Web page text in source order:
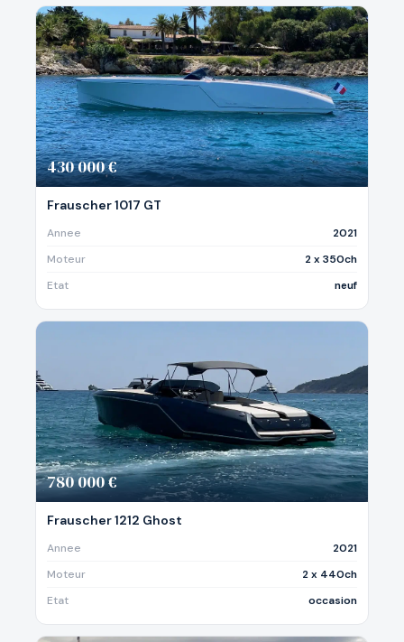
430 000 €
Frauscher 1017 GT
Annee
2021
Moteur
2 x 350ch
Etat
neuf
780 000 €
Frauscher 1212 Ghost
Annee
2021
Moteur
2 x 440ch
Etat
occasion